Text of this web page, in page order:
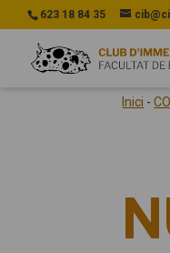
623 18 84 35
Inici -